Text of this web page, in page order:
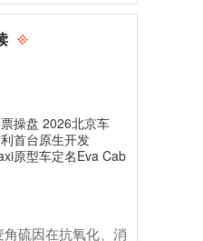
操盘 2026北京车
首台原生开发
原型车定名Eva Cab
硫因在抗氧化、消